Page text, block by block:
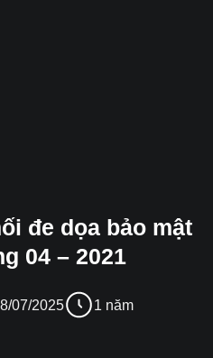
đe dọa bảo mật
04 – 2021
07/2025 1 năm